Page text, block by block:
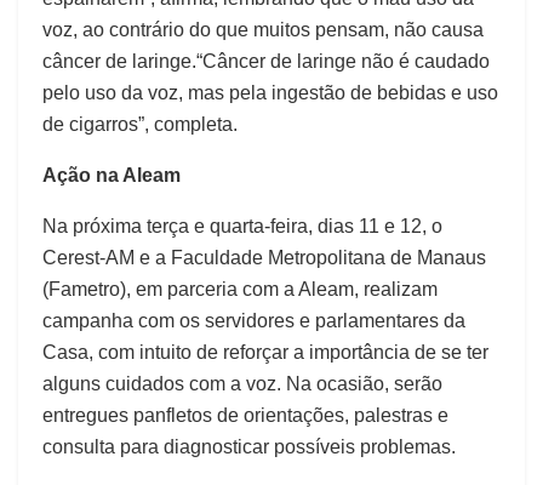
voz, ao contrário do que muitos pensam, não causa
câncer de laringe.“Câncer de laringe não é caudado
pelo uso da voz, mas pela ingestão de bebidas e uso
de cigarros”, completa.
Ação na Aleam
Na próxima terça e quarta-feira, dias 11 e 12, o
Cerest-AM e a Faculdade Metropolitana de Manaus
(Fametro), em parceria com a Aleam, realizam
campanha com os servidores e parlamentares da
Casa, com intuito de reforçar a importância de se ter
alguns cuidados com a voz. Na ocasião, serão
entregues panfletos de orientações, palestras e
consulta para diagnosticar possíveis problemas.